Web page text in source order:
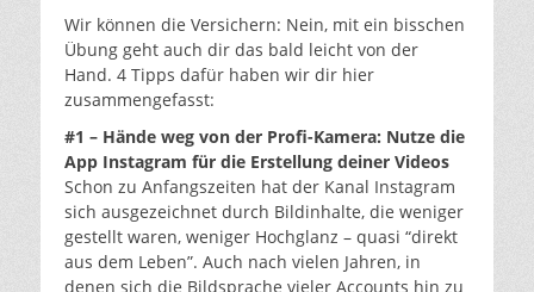
Wir können die Versichern: Nein, mit ein bisschen
Übung geht auch dir das bald leicht von der
Hand. 4 Tipps dafür haben wir dir hier
zusammengefasst:
#1 – Hände weg von der Profi-Kamera: Nutze die
App Instagram für die Erstellung deiner Videos
Schon zu Anfangszeiten hat der Kanal Instagram
sich ausgezeichnet durch Bildinhalte, die weniger
gestellt waren, weniger Hochglanz – quasi “direkt
aus dem Leben”. Auch nach vielen Jahren, in
denen sich die Bildsprache vieler Accounts hin zu